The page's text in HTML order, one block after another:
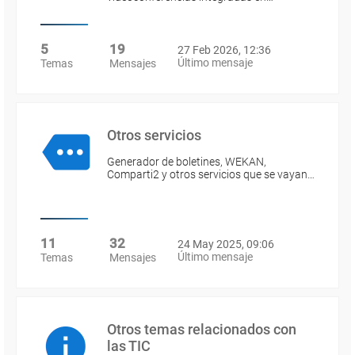
5
Temas
19
Mensajes
27 Feb 2026, 12:36
Último mensaje
Otros servicios
Generador de boletines, WEKAN,
Comparti2 y otros servicios que se vayan…
11
Temas
32
Mensajes
24 May 2025, 09:06
Último mensaje
Otros temas relacionados con
las TIC